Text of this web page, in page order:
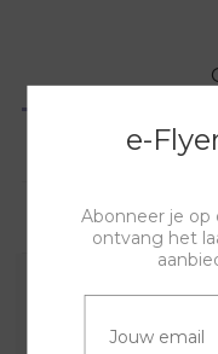
e-
Abonneer je op
ontvang het